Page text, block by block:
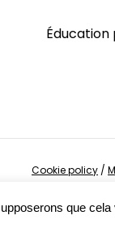
Cookie policy /
que